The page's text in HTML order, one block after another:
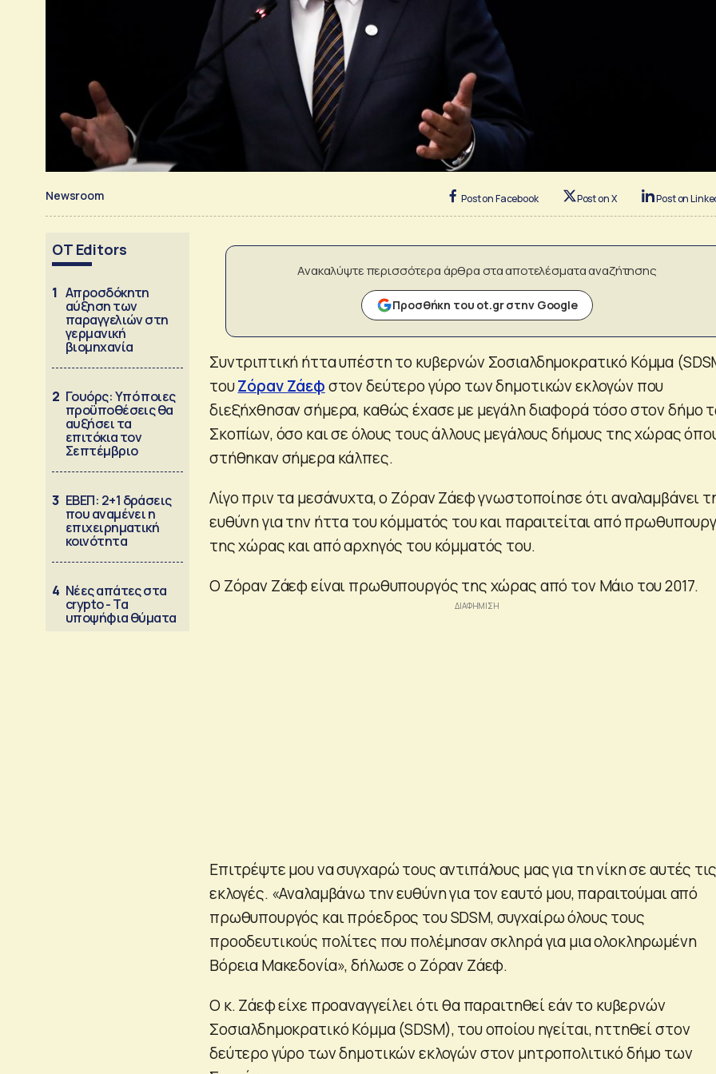
Newsroom Post on Facebook Post on X Post on
OT Editors
1 Απροσδόκητη
αύξηση των
παραγγελιών στη
γερμανική
βιομηχανία
2 Γουόρς: Υπό ποιες
προϋποθέσεις θα
αυξήσει τα
επιτόκια τον
Σεπτέμβριο
3 ΕΒΕΠ: 2+1 δράσεις
που αναμένει η
επιχειρηματική
κοινότητα
4 Νέες απάτες στα
crypto - Τα
υποψήφια θύματα
Ανακαλύψτε περισσότερα άρθρα στα αποτελέσματα αναζήτησης
Προσθήκη του ot.gr στην Google
Συντριπτική ήττα υπέστη το κυβερνών Σοσιαλδημοκρατικό Κόμμα
τουΖόραν Ζάεφστον δεύτερο γύρο των δημοτικών εκλογών που
διεξήχθησαν σήμερα, καθώς έχασε με μεγάλη διαφορά τόσο στον δήμο
Σκοπίων, όσο και σε όλους τους άλλους μεγάλους δήμους της χώρας
στήθηκαν σήμερα κάλπες.
Λίγο πριν τα μεσάνυχτα, ο Ζόραν Ζάεφ γνωστοποίησε ότι αναλαμβάνει
ευθύνη για την ήττα του κόμματός του και παραιτείται από
της χώρας και από αρχηγός του κόμματός του.
Ο Ζόραν Ζάεφ είναι πρωθυπουργός της χώρας από τον Μάιο του 2017.
Επιτρέψτε μου να συγχαρώ τους αντιπάλους μας για τη νίκη σε αυτές τις
εκλογές. «Αναλαμβάνω την ευθύνη για τον εαυτό μου, παραιτούμαι από
πρωθυπουργός και πρόεδρος του SDSM, συγχαίρω όλους τους
προοδευτικούς πολίτες που πολέμησαν σκληρά για μια ολοκληρωμένη
Βόρεια Μακεδονία», δήλωσε ο Ζόραν Ζάεφ.
Ο κ. Ζάεφ είχε προαναγγείλει ότι θα παραιτηθεί εάν το κυβερνών
Σοσιαλδημοκρατικό Κόμμα (SDSM), του οποίου ηγείται, ηττηθεί στον
δεύτερο γύρο των δημοτικών εκλογών στον μητροπολιτικό δήμο των